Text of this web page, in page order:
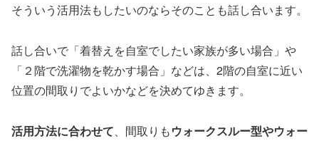
そういう活用法もしたいのならそのことも話し合います。
話し合いで「着替えを自室でしたい家族が多い場合」や
「２階で洗濯物を乾かす場合」などは、2階の自室に近い
位置の間取りでよいかなどを決めてゆきます。
活用方法に合わせて 、間取りもウォークスルー型やウォー